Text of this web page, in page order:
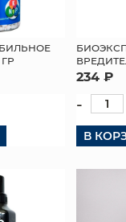
ОПТОВЫМ КЛИЕНТАМ
ДОСТАВКА И ОПЛАТА
КОНТАКТЫ
234 ₽
-
В